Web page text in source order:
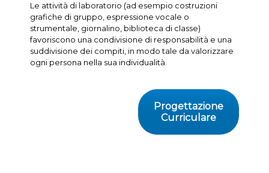
Le attività di laboratorio (ad esempio costruzioni
grafiche di gruppo, espressione vocale o
strumentale, giornalino, biblioteca di classe)
favoriscono una condivisione di responsabilità e una
suddivisione dei compiti, in modo tale da valorizzare
ogni persona nella sua individualità.
Progettazione
Curriculare